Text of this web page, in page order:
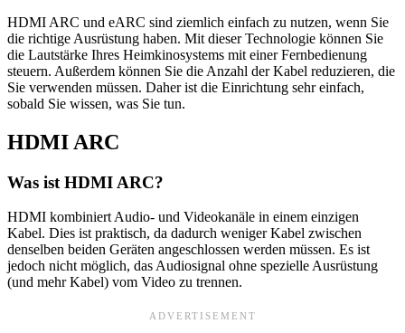
HDMI ARC und eARC sind ziemlich einfach zu nutzen, wenn Sie
die richtige Ausrüstung haben. Mit dieser Technologie können Sie
die Lautstärke Ihres Heimkinosystems mit einer Fernbedienung
steuern. Außerdem können Sie die Anzahl der Kabel reduzieren, die
Sie verwenden müssen. Daher ist die Einrichtung sehr einfach,
sobald Sie wissen, was Sie tun.
HDMI ARC
Was ist HDMI ARC?
HDMI kombiniert Audio- und Videokanäle in einem einzigen
Kabel. Dies ist praktisch, da dadurch weniger Kabel zwischen
denselben beiden Geräten angeschlossen werden müssen. Es ist
jedoch nicht möglich, das Audiosignal ohne spezielle Ausrüstung
(und mehr Kabel) vom Video zu trennen.